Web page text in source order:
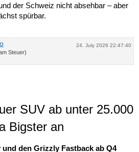
der Schweiz nicht absehbar – aber
spürbar.
24. July 2026 22:47:40
Steuer)
SUV ab unter 25.000
Bigster an
den Grizzly Fastback ab Q4